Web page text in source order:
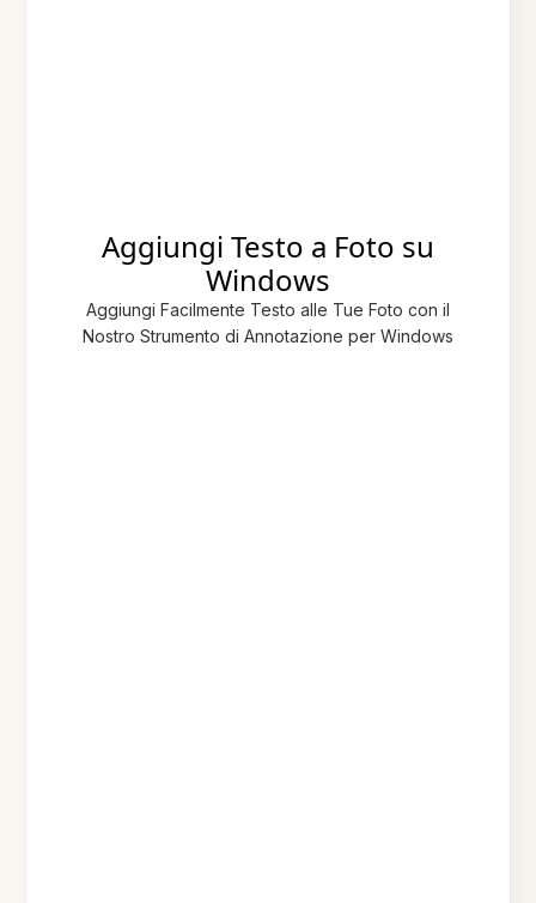
Aggiungi Testo a Foto su
Windows
Aggiungi Facilmente Testo alle Tue Foto con il
Nostro Strumento di Annotazione per Windows